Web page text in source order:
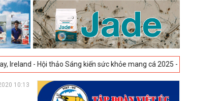
Sáng kiến sức khỏe mang cá 2025 -23-04-2025 Vigo, Tây Ban
10:13